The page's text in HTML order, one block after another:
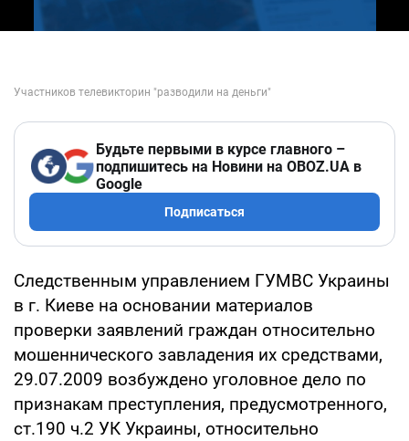
Будьте первыми в курсе главного –
подпишитесь на Новини на OBOZ.UA в
Google
Подписаться
Следственным управлением ГУМВС Украины
в г. Киеве на основании материалов
проверки заявлений граждан относительно
мошеннического завладения их средствами,
29.07.2009 возбуждено уголовное дело по
признакам преступления, предусмотренного,
ст.190 ч.2 УК Украины, относительно